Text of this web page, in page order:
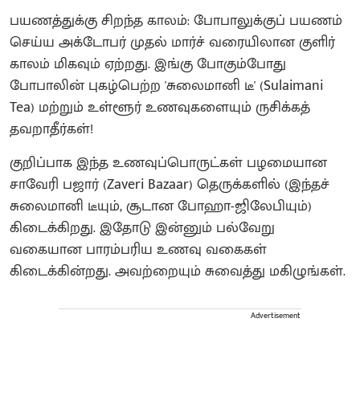
பயணத்துக்கு சிறந்த காலம்: போபாலுக்குப் பயணம்
செய்ய அக்டோபர் முதல் மார்ச் வரையிலான குளிர்
காலம் மிகவும் ஏற்றது. இங்கு போகும்போது
போபாலின் புகழ்பெற்ற 'சுலைமானி டீ' (Sulaimani
Tea) மற்றும் உள்ளூர் உணவுகளையும் ருசிக்கத்
தவறாதீர்கள்!
குறிப்பாக இந்த உணவுப்பொருட்கள் பழமையான
சாவேரி பஜார் (Zaveri Bazaar) தெருக்களில் (இந்தச்
சுலைமானி டீயும், சூடான போஹா-ஜிலேபியும்)
கிடைக்கிறது. இதோடு இன்னும் பல்வேறு
வகையான பாரம்பரிய உணவு வகைகள்
கிடைக்கின்றது. அவற்றையும் சுவைத்து மகிழுங்கள்.
Advertisement